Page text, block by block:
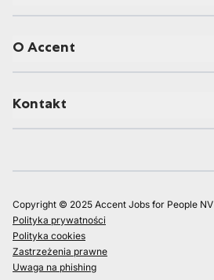
O Accent
Kontakt
Copyright © 2025 Accent Jobs for People NV
Polityka prywatności
Polityka cookies
Zastrzeżenia prawne
Uwaga na phishing